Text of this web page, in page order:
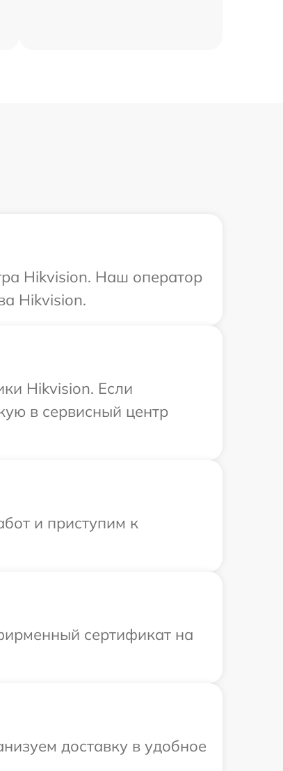
Hikvision. Наш оператор
Hikvision.
Hikvision. Если
в сервисный центр
и приступим к
сертификат на
доставку в удобное